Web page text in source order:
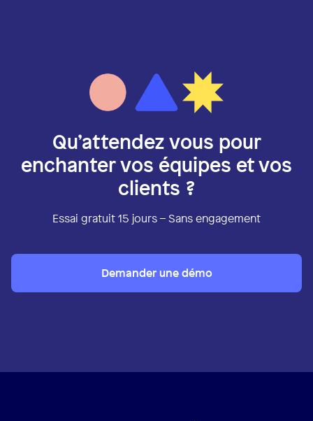
Qu’attendez vous pour
enchanter vos équipes et vos
clients ?
Essai gratuit 15 jours – Sans engagement
Demander une démo